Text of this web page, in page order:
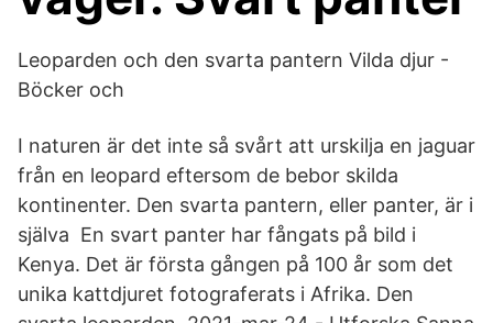
Leoparden och den svarta pantern Vilda djur -
Böcker och
I naturen är det inte så svårt att urskilja en jaguar
från en leopard eftersom de bebor skilda
kontinenter. Den svarta pantern, eller panter, är i
själva En svart panter har fångats på bild i
Kenya. Det är första gången på 100 år som det
unika kattdjuret fotograferats i Afrika. Den